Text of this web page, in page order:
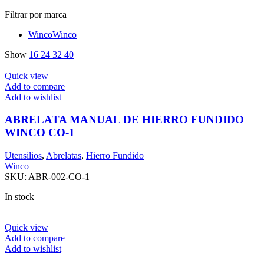
Filtrar por marca
WincoWinco
Show 16 24 32 40
Quick view
Add to compare
Add to wishlist
ABRELATA MANUAL DE HIERRO FUNDIDO
WINCO CO-1
Utensilios, Abrelatas, Hierro Fundido
Winco
SKU: ABR-002-CO-1
In stock
Quick view
Add to compare
Add to wishlist